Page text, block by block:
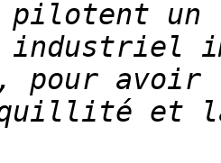
industriel
et